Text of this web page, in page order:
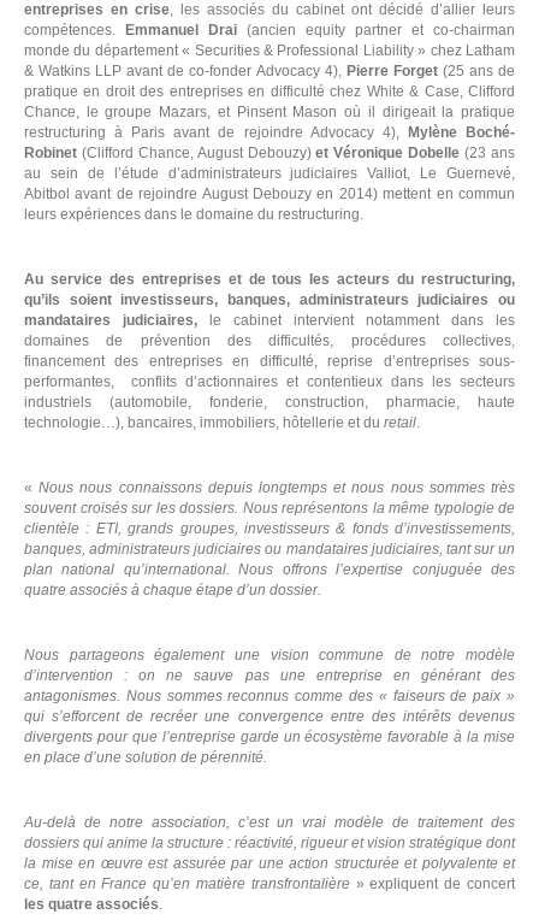
entreprises en crise, les associés du cabinet ont décidé d’allier leurs
compétences.
Emmanuel Drai (ancien equity partner et co-chairman
monde du département « Securities & Professional Liability » chez Latham
& Watkins LLP avant de co-fonder Advocacy 4), Pierre Forget(25 ans de
pratique en droit des entreprises en difficulté chez White & Case, Clifford
Chance, le groupe Mazars, et Pinsent Mason où il dirigeait la pratique
restructuring à Paris avant de rejoindre Advocacy 4),
Mylène Boché-
Robinet (Clifford Chance, August Debouzy)et Véronique Dobelle (23 ans
au sein de l’étude d’administrateurs judiciaires Valliot, Le Guernevé,
Abitbol avant de rejoindre August Debouzy en 2014) mettent en commun
leurs expériences dans le domaine du restructuring.
Au service des entreprises et de tous les acteurs du restructuring,
qu’ils soient investisseurs, banques, administrateurs judiciaires ou
mandataires judiciaires, le cabinet intervient notamment dans les
domaines de prévention des difficultés, procédures collectives,
financement des entreprises en difficulté, reprise d’entreprises sous-
performantes, conflits d’actionnaires et contentieux dans les secteurs
industriels (automobile, fonderie, construction, pharmacie, haute
technologie…), bancaires, immobiliers, hôtellerie et du retail.
«Nous nous connaissons depuis longtemps et nous nous sommes très
souvent croisés sur les dossiers. Nous représentons la même typologie de
clientèle : ETI, grands groupes, investisseurs & fonds d’investissements,
banques, administrateurs judiciaires ou mandataires judiciaires, tant sur un
plan national qu’international. Nous offrons l’expertise conjuguée des
quatre associés à chaque étape d’un dossier.
Nous partageons également une vision commune de notre modèle
d’intervention :on ne sauve pas une entreprise en générant des
antagonismes. Nous sommes reconnus comme des « faiseurs de paix »
qui s’efforcent de recréer une convergence entre des intérêts devenus
divergents pour que l’entreprise garde un écosystème favorable à la mise
en place d’une solution de pérennité.
Au-delà de notre association, c’est un vrai modèle de traitement des
dossiers qui anime la structure : réactivité, rigueur et vision stratégique dont
la mise en œuvre est assurée par une action structurée et polyvalente et
ce, tant en France qu’en matière transfrontalière » expliquent de concert
les quatre associés.